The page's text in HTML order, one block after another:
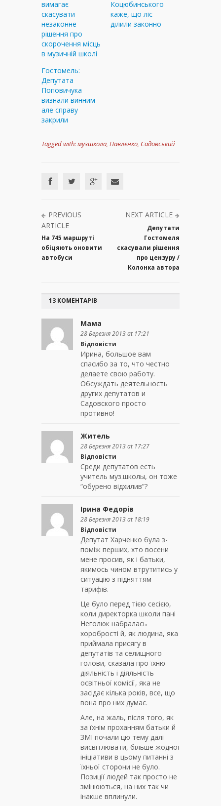
вимагає
скасувати
незаконне
рішення про
скорочення місць
в музичній школі
Коцюбинського
каже, що ліс
ділили законно
Гостомель:
Депутата
Поповичука
визнали винним
але справу
закрили
Tagged with:музшкола, Павленко, Садовський
PREVIOUS
ARTICLE
На 745 маршруті
обіцяють оновити
автобуси
NEXT ARTICLE
Депутати
Гостомеля
скасували рішення
про цензуру /
Колонка автора
13 КОМЕНТАРІВ
Мама
28 Березня 2013 at 17:21
Відповісти
Ирина, большое вам
спасибо за то, что честно
делаете свою работу.
Обсуждать деятельность
других депутатов и
Садовского просто
противно!
Житель
28 Березня 2013 at 17:27
Відповісти
Среди депутатов есть
учитель муз.школы, он тоже
“обурено відхилив”?
Ірина Федорів
28 Березня 2013 at 18:19
Відповісти
Депутат Харченко була з-
поміж перших, хто восени
мене просив, як і батьки,
якимось чином втрутитись у
ситуацію з підняттям
тарифів.
Це було перед тією сесією,
коли директорка школи пані
Неголюк набралась
хоробрості й, як людина, яка
приймала присягу в
депутатів та селищного
голови, сказала про їхню
діяльність і діяльність
освітньої комісії, яка не
засідає кілька років, все, що
вона про них думає.
Але, на жаль, після того, як
за їхнім проханням батьки й
ЗМІ почали цю тему далі
висвітлювати, більше жодної
ініціативи в цьому питанні з
їхньої сторони не було.
Позиції людей так просто не
змінюються, на них так чи
інакше вплинули.